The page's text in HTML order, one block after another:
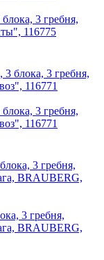
3 гребня,
116775
3 гребня,
116771
3 гребня,
BRAUBERG,